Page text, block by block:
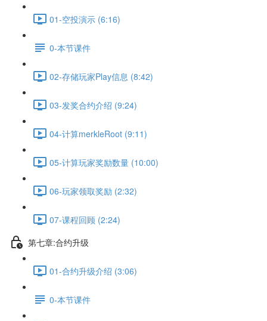
01-空投演示 (6:16)
0-本节课件
02-存储玩家Play信息 (8:42)
03-发奖合约介绍 (9:24)
04-计算merkleRoot (9:11)
05-计算玩家奖励数量 (10:00)
06-玩家领取奖励 (2:32)
07-课程回顾 (2:24)
第七章:合约升级
01-合约升级介绍 (3:06)
0-本节课件